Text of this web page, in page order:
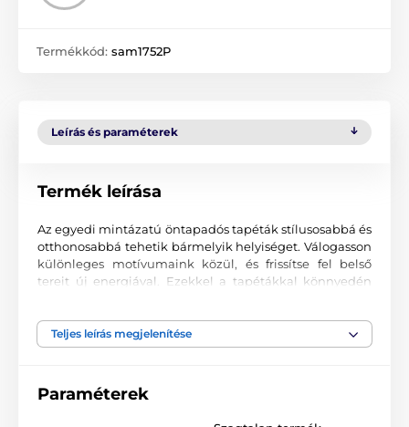
Termékkód: sam1752P
Leírás és paraméterek
Termék leírása
Az egyedi mintázatú öntapadós tapéták stílusosabbá és
otthonosabbá tehetik bármelyik helyiséget. Válogasson
különleges motívumaink közül, és frissítse fel belső
tereit új energiával. Ezekkel a tapétákkal könnyedén
Precíz nyomtatási minőség
felületű anyagra nyomtatjuk. A minta korszerű UV-led
Teljes leírás megjelenítése
Paraméterek